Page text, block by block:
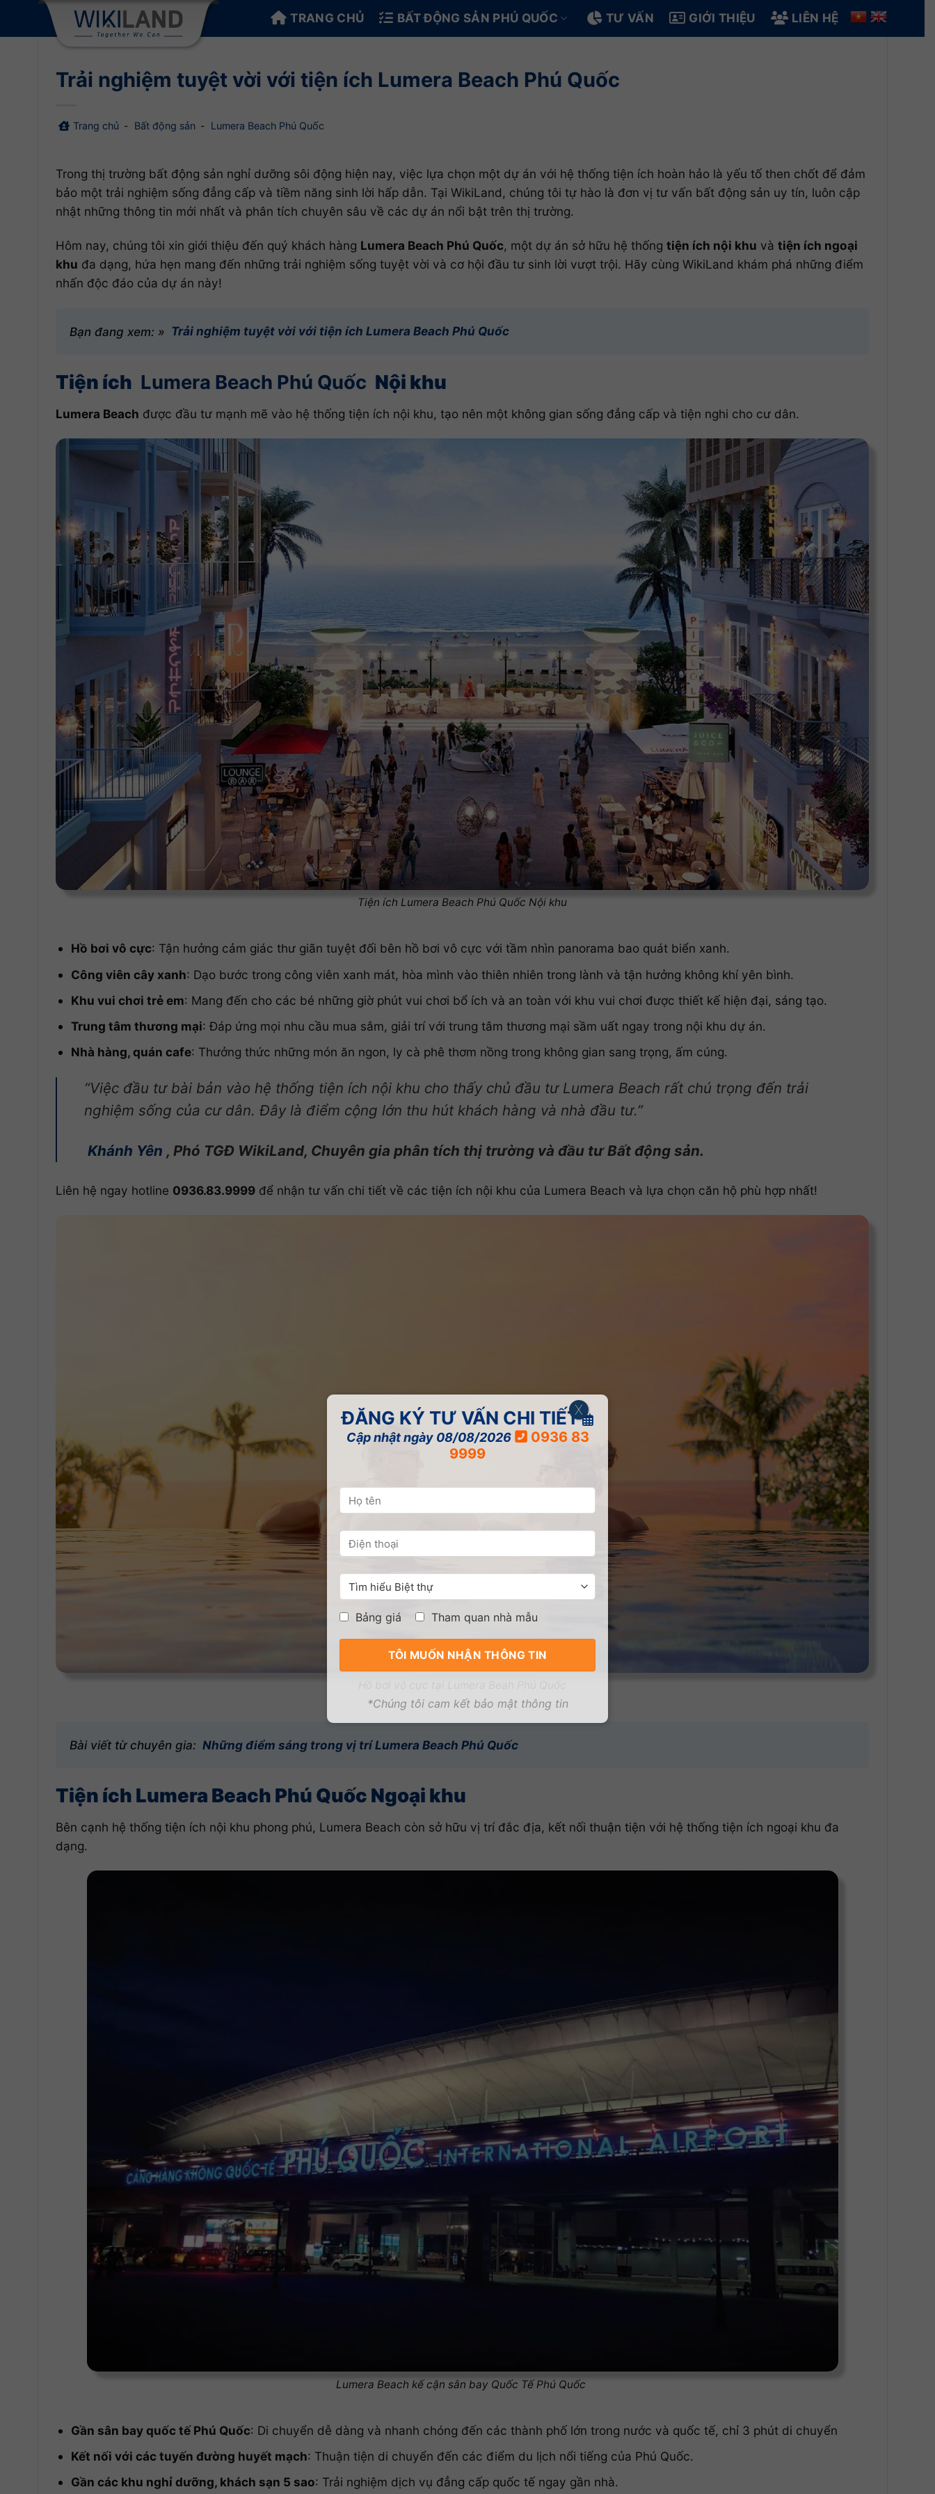
TRANG CHỦ BẤT ĐỘNG SẢN PHÚ QUỐC TƯ VẤN GIỚI THIỆU LIÊN HỆ
Trải nghiệm tuyệt vời với tiện ích Lumera Beach Phú Quốc
Trang chủ - Bất động sản - Lumera Beach Phú Quốc
Trong thị trường bất động sản nghỉ dưỡng sôi động hiện nay, việc lựa chọn một dự án với hệ thống tiện ích hoàn hảo là yếu tố then chốt để đảm
bảo một trải nghiệm sống đẳng cấp và tiềm năng sinh lời hấp dẫn. Tại WikiLand, chúng tôi tự hào là đơn vị tư vấn bất động sản uy tín, luôn cập
nhật những thông tin mới nhất và phân tích chuyên sâu về các dự án nổi bật trên thị trường.
Hôm nay, chúng tôi xin giới thiệu đến quý khách hàng Lumera Beach Phú Quốc, một dự án sở hữu hệ thốngtiện ích nội khu vàtiện ích ngoại
khu đa dạng, hứa hẹn mang đến những trải nghiệm sống tuyệt vời và cơ hội đầu tư sinh lời vượt trội. Hãy cùng WikiLand khám phá những điểm
nhấn độc đáo của dự án này!
Bạn đang xem: » Trải nghiệm tuyệt vời với tiện ích Lumera Beach Phú Quốc
Tiện ích Lumera Beach Phú Quốc Nội khu
Lumera Beach được đầu tư mạnh mẽ vào hệ thống tiện ích nội khu, tạo nên một không gian sống đẳng cấp và tiện nghi cho cư dân.
Tiện ích Lumera Beach Phú Quốc Nội khu
Hồ bơi vô cực: Tận hưởng cảm giác thư giãn tuyệt đối bên hồ bơi vô cực với tầm nhìn panorama bao quát biển xanh.
Công viên cây xanh: Dạo bước trong công viên xanh mát, hòa mình vào thiên nhiên trong lành và tận hưởng không khí yên bình.
Khu vui chơi trẻ em: Mang đến cho các bé những giờ phút vui chơi bổ ích và an toàn với khu vui chơi được thiết kế hiện đại, sáng tạo.
Trung tâm thương mại: Đáp ứng mọi nhu cầu mua sắm, giải trí với trung tâm thương mại sầm uất ngay trong nội khu dự án.
Nhà hàng, quán cafe: Thưởng thức những món ăn ngon, ly cà phê thơm nồng trong không gian sang trọng, ấm cúng.
“Việc đầu tư bài bản vào hệ thống tiện ích nội khu cho thấy chủ đầu tư Lumera Beach rất chú trọng đến trải
nghiệm sống của cư dân. Đây là điểm cộng lớn thu hút khách hàng và nhà đầu tư.”
Khánh Yên , Phó TGĐ WikiLand, Chuyên gia phân tích thị trường và đầu tư Bất động sản.
Liên hệ ngay hotline 0936.83.9999 để nhận tư vấn chi tiết về các tiện ích nội khu của Lumera Beach và lựa chọn căn hộ phù hợp nhất!
Bài viết từ chuyên gia: Những điểm sáng trong vị trí Lumera Beach Phú Quốc
Tiện ích Lumera Beach Phú Quốc Ngoại khu
Bên cạnh hệ thống tiện ích nội khu phong phú, Lumera Beach còn sở hữu vị trí đắc địa, kết nối thuận tiện với hệ thống tiện ích ngoại khu đa
dạng.
Lumera Beach kế cận sân bay Quốc Tế Phú Quốc
Gần sân bay quốc tế Phú Quốc: Di chuyển dễ dàng và nhanh chóng đến các thành phố lớn trong nước và quốc tế, chỉ 3 phút di chuyển
Kết nối với các tuyến đường huyết mạch: Thuận tiện di chuyển đến các điểm du lịch nổi tiếng của Phú Quốc.
Gần các khu nghỉ dưỡng, khách sạn 5 sao: Trải nghiệm dịch vụ đẳng cấp quốc tế ngay gần nhà.
ĐĂNG KÝ TƯ VẤN CHI TIẾT
Cập nhật ngày 08/08/2026
0936 83
9999
Bảng giá Tham quan nhà mẫu
*Chúng tôi cam kết bảo mật thông tin
X